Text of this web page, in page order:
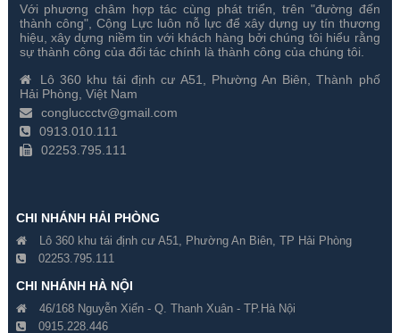
Camera HD-TVI Hikvision DS-
2CE16D8T-IT5E 2MP
Gía hãng : 2,360,000₫
1,652,000₫
Camera HD-TVI Hikvision DS-
2CE16D8T-IT5 2MP
Gía hãng : 2,290,000₫
1,603,000₫
Với phương châm hợp tác cùng phát triển, trên "đường đến
thành công", Cộng Lực luôn nỗ lực để xây dựng uy tín thương
hiệu, xây dựng niềm tin với khách hàng bởi chúng tôi hiểu rằng
sự thành công của đối tác chính là thành công của chúng tôi.
Lô 360 khu tái định cư A51, Phường An Biên, Thành phố
Hải Phòng, Việt Nam
congluccctv@gmail.com
0913.010.111
02253.795.111
CHI NHÁNH HẢI PHÒNG
Lô 360 khu tái định cư A51, Phường An Biên, TP Hải Phòng
02253.795.111
CHI NHÁNH HÀ NỘI
46/168 Nguyễn Xiển - Q. Thanh Xuân - TP.Hà Nội
0915.228.446